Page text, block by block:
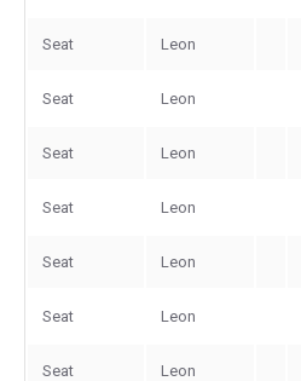
Seat Leon
Seat Leon
Seat Leon
Seat Leon
Seat Leon
Seat Leon
Seat Leon